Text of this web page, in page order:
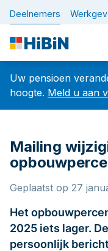
Deelnemers
BELANGRIJK: let
dienstverband
Uw pensioen
hoogte. Meld u aan
Mailing
Geplaatst op 27
Het
2025 iets lager.
persoonlijk